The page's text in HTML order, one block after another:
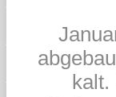
kalt.